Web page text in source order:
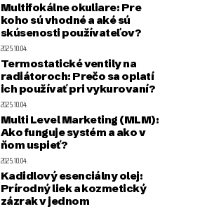
Multifokálne okuliare: Pre
koho sú vhodné a aké sú
skúsenosti používateľov?
2025.10.04.
Termostatické ventily na
radiátoroch: Prečo sa oplatí
ich používať pri vykurovaní?
2025.10.04.
Multi Level Marketing (MLM):
Ako funguje systém a ako v
ňom uspieť?
2025.10.04.
Kadidlový esenciálny olej:
Prírodný liek a kozmetický
zázrak v jednom